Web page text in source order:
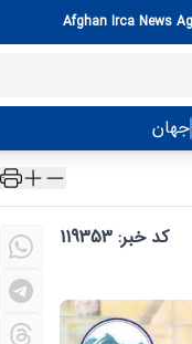
جهان
کد خبر: 119353